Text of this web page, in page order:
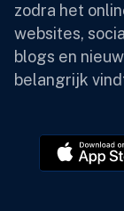
zodra het
websites,
blogs en
belangrijk